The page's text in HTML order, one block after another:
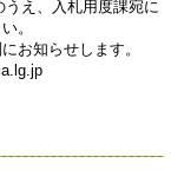
うえ、入札用度課宛に
。
お知らせします。